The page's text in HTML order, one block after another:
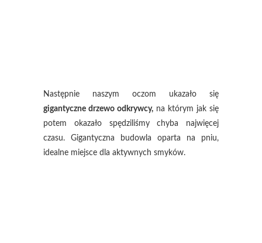
Następnie naszym oczom ukazało się
gigantyczne drzewo odkrywcy, na którym jak się
potem okazało spędziliśmy chyba najwięcej
czasu. Gigantyczna budowla oparta na pniu,
idealne miejsce dla aktywnych smyków.